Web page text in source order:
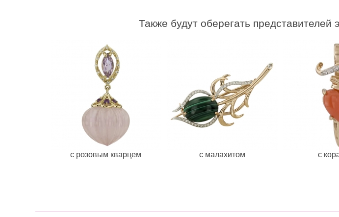
Также будут оберегать представителей
с розовым кварцем с малахитом с